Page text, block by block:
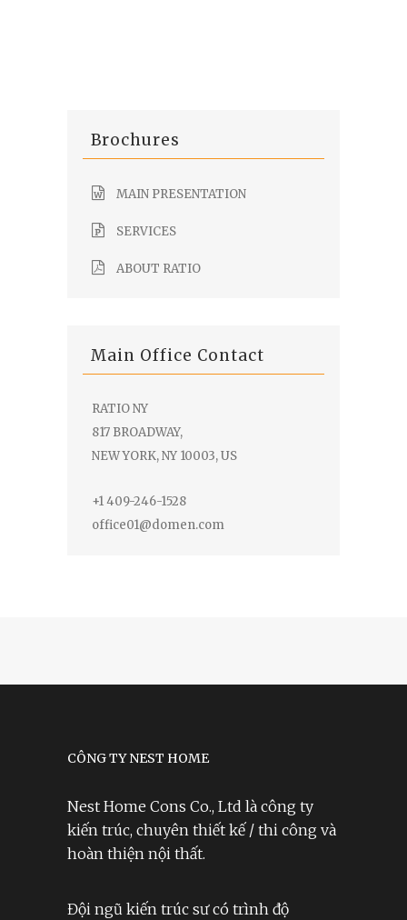
Brochures
MAIN PRESENTATION
SERVICES
ABOUT RATIO
Main Office Contact
RATIO NY
817 BROADWAY,
NEW YORK, NY 10003, US
+1 409-246-1528
office01@domen.com
CÔNG TY NEST HOME
Nest Home Cons Co., Ltd là công ty
kiến trúc, chuyên thiết kế / thi công và
hoàn thiện nội thất.
Đội ngũ kiến trúc sư có trình độ